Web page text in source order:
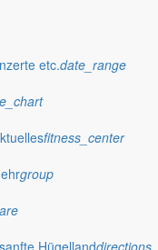
etc.date_range
fitness_center
group
Hügelland